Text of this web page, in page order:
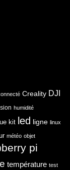
Creality DJI
humidité
kit led ligne linux
météo objet
pi
température test